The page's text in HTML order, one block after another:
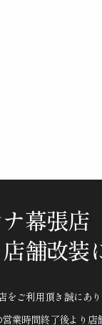
幕張店
舗改装
をご利用頂き誠にあ
営業時間終了後より